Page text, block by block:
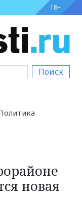
18+
Поиск
новая